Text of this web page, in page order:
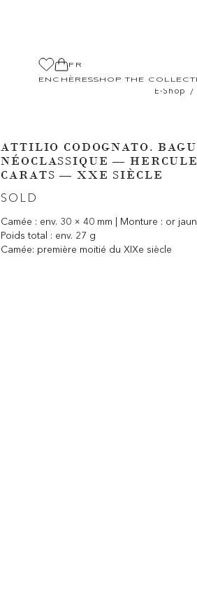
ENCHÈRESSHOP THE
FR
E-Shop /
ATTILIO CODOGNATO.
NÉOCLASSIQUE —
CARATS — XXE SIÈCLE
SOLD
Camée : env. 30 × 40 mm | Monture : or
Poids total : env. 27 g
Camée: première moitié du XIXe siècle